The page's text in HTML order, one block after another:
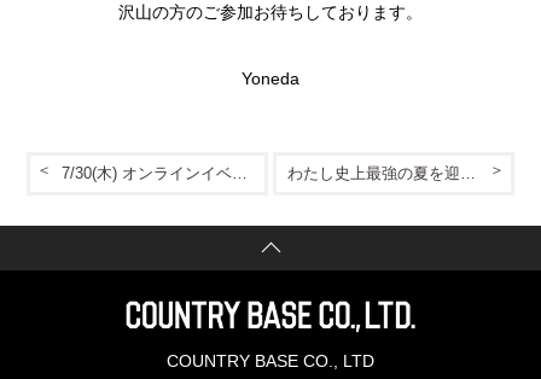
沢山の方のご参加お待ちしております。
Yoneda
わたし史上最強の夏を迎えるために！
7/30(木) オンラインイベント『YIELD TOOL(イールドツール) 説明会』in土佐邸
COUNTRY BASE CO., LTD